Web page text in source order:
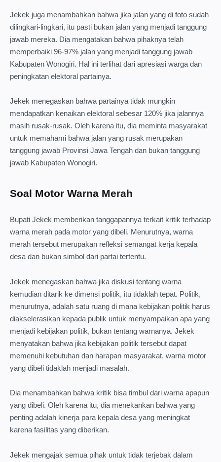
Jekek juga menambahkan bahwa jika jalan yang di foto sudah
dilingkari-lingkari, itu pasti bukan jalan yang menjadi tanggung
jawab mereka. Dia mengatakan bahwa pihaknya telah
memperbaiki 96-97% jalan yang menjadi tanggung jawab
Kabupaten Wonogiri. Hal ini terlihat dari apresiasi warga dan
peningkatan elektoral partainya.
Jekek menegaskan bahwa partainya tidak mungkin
mendapatkan kenaikan elektoral sebesar 120% jika jalannya
masih rusak-rusak. Oleh karena itu, dia meminta masyarakat
untuk memahami bahwa jalan yang rusak merupakan
tanggung jawab Provinsi Jawa Tengah dan bukan tanggung
jawab Kabupaten Wonogiri.
Soal Motor Warna Merah
Bupati Jekek memberikan tanggapannya terkait kritik terhadap
warna merah pada motor yang dibeli. Menurutnya, warna
merah tersebut merupakan refleksi semangat kerja kepala
desa dan bukan simbol dari partai tertentu.
Jekek menegaskan bahwa jika diskusi tentang warna
kemudian ditarik ke dimensi politik, itu tidaklah tepat. Politik,
menurutnya, adalah satu ruang di mana kebijakan politik harus
diakselerasikan kepada publik untuk menyampaikan apa yang
menjadi kebijakan politik, bukan tentang warnanya. Jekek
menyatakan bahwa jika kebijakan politik tersebut dapat
memenuhi kebutuhan dan harapan masyarakat, warna motor
yang dibeli tidaklah menjadi masalah.
Dia menambahkan bahwa kritik bisa timbul dari warna apapun
yang dibeli. Oleh karena itu, dia menekankan bahwa yang
penting adalah kinerja para kepala desa yang meningkat
karena fasilitas yang diberikan.
Jekek mengajak semua pihak untuk tidak terjebak dalam